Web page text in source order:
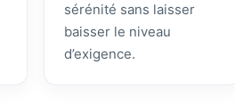
sérénité sans laisser
baisser le niveau
d’exigence.